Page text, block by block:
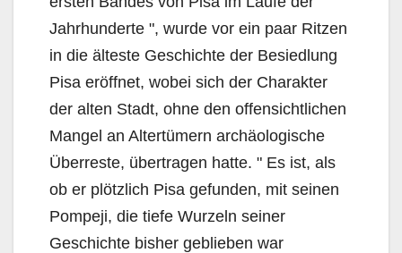
Jahrhunderte ", wurde vor ein paar Ritzen
in die älteste Geschichte der Besiedlung
Pisa eröffnet, wobei sich der Charakter
der alten Stadt, ohne den offensichtlichen
Mangel an Altertümern archäologische
Überreste, übertragen hatte. " Es ist, als
ob er plötzlich Pisa gefunden, mit seinen
Pompeji, die tiefe Wurzeln seiner
Geschichte bisher geblieben war